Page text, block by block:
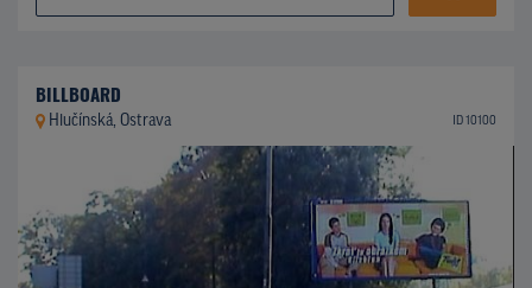
BILLBOARD
Hlučínská, Ostrava ID 10100